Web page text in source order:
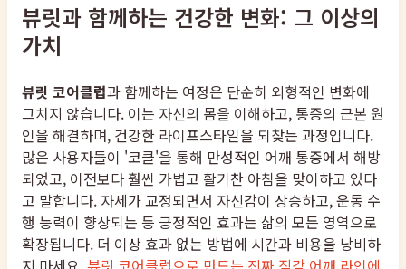
뷰릿과 함께하는 건강한 변화: 그 이상의
가치
뷰릿 코어클럽과 함께하는 여정은 단순히 외형적인 변화에
그치지 않습니다. 이는 자신의 몸을 이해하고, 통증의 근본 원
인을 해결하며, 건강한 라이프스타일을 되찾는 과정입니다.
많은 사용자들이 '코클'을 통해 만성적인 어깨 통증에서 해방
되었고, 이전보다 훨씬 가볍고 활기찬 아침을 맞이하고 있다
고 말합니다. 자세가 교정되면서 자신감이 상승하고, 운동 수
행 능력이 향상되는 등 긍정적인 효과는 삶의 모든 영역으로
확장됩니다. 더 이상 효과 없는 방법에 시간과 비용을 낭비하